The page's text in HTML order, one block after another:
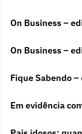
On Business –
On Business –
Fique Sabendo
Em evidência